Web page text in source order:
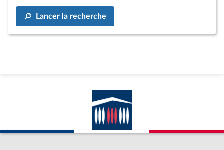
Lancer la recherche